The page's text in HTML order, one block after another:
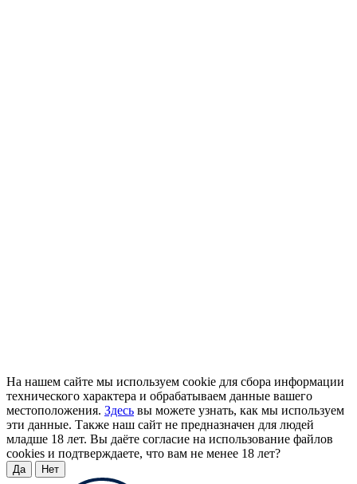
На нашем сайте мы используем cookie для сбора информации
технического характера и обрабатываем данные вашего
местоположения. Здесь вы можете узнать, как мы используем
эти данные. Также наш сайт не предназначен для людей
младше 18 лет. Вы даёте согласие на использование файлов
cookies и подтверждаете, что вам не менее 18 лет?
Да Нет